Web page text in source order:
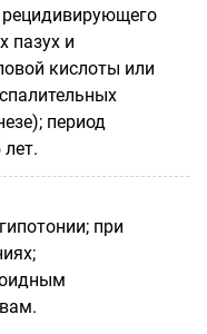
пазух и
кислоты или
период
при